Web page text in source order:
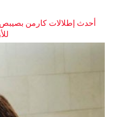
أحدث إطلالات كارمن